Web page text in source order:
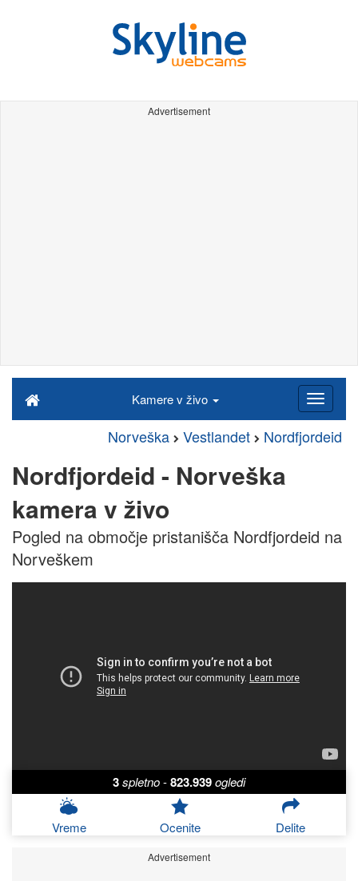
Advertisement
Kamere v živo
Norveška Vestlandet Nordfjordeid
Nordfjordeid - Norveška
kamera v živo
Pogled na območje pristanišča Nordfjordeid na
Norveškem
3spletno-823.939ogledi
Vreme Ocenite Delite
Advertisement